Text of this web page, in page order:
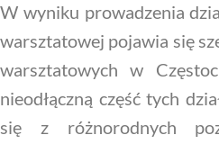
W wyniku prowadzenia
warsztatowej pojawia się
warsztatowych w
nieodłączną część tych
się z różnorodnych